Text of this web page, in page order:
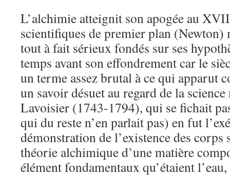
L’alchimie atteignit son apogée au
scientifiques de premier plan (Newton)
tout à fait sérieux fondés sur ses
temps avant son effondrement car le
un terme assez brutal à ce qui apparut
un savoir désuet au regard de la
Lavoisier (1743-1794), qui se fichait
qui du reste n’en parlait pas) en fut
démonstration de l’existence des
théorie alchimique d’une matière
élément fondamentaux qu’étaient